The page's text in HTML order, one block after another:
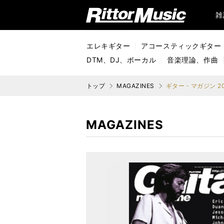
リットーミュージック (Rittor Music)
エレキギター
アコースティックギター
DTM、DJ、ボーカル
音楽理論、作曲
トップ MAGAZINES ギター・マガジン
MAGAZINES